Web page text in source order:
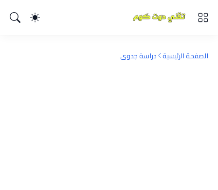
الصفحة الرئيسية دراسة جدوى